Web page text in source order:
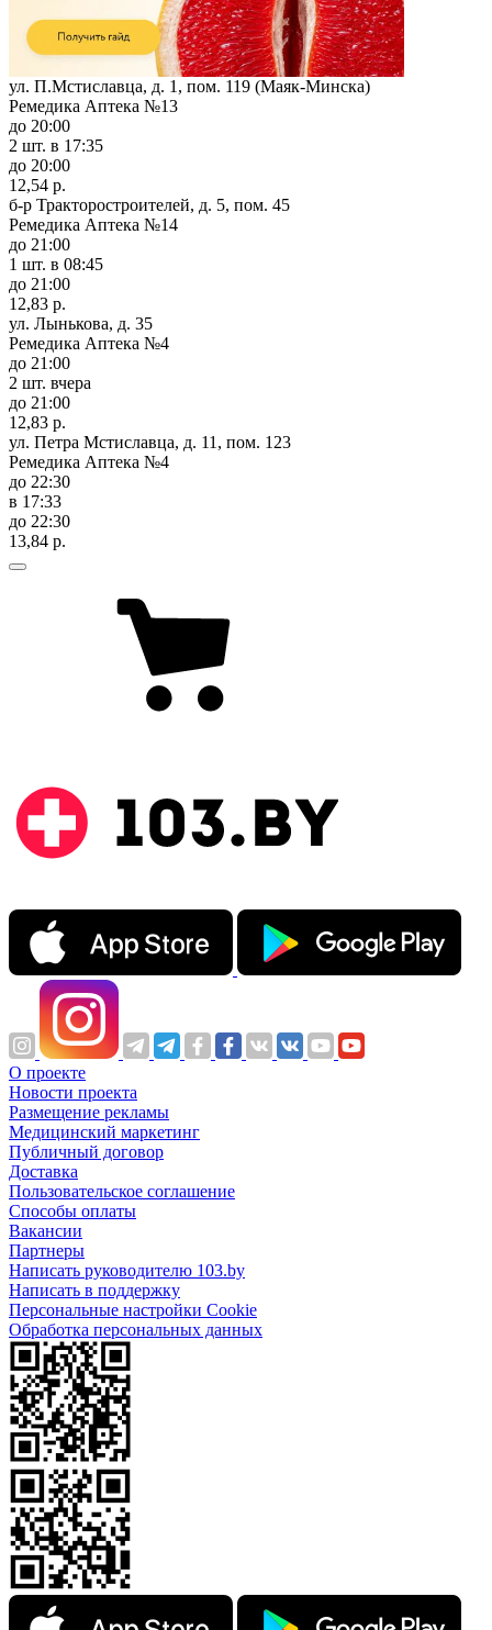
ул. П.Мстиславца, д. 1, пом. 119 (Маяк-Минска)
Ремедика Аптека №13
до 20:00
2 шт. в 17:35
до 20:00
12,54 р.
б-р Тракторостроителей, д. 5, пом. 45
Ремедика Аптека №14
до 21:00
1 шт. в 08:45
до 21:00
12,83 р.
ул. Лынькова, д. 35
Ремедика Аптека №4
до 21:00
2 шт. вчера
до 21:00
12,83 р.
ул. Петра Мстиславца, д. 11, пом. 123
Ремедика Аптека №4
до 22:30
в 17:33
до 22:30
13,84 р.
О проекте
Новости проекта
Размещение рекламы
Медицинский маркетинг
Публичный договор
Доставка
Пользовательское соглашение
Способы оплаты
Вакансии
Партнеры
Написать руководителю 103.by
Написать в поддержку
Персональные настройки Cookie
Обработка персональных данных